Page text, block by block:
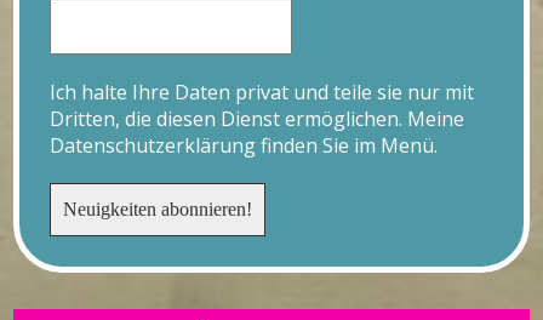
Ich halte Ihre Daten privat und teile sie nur mit
Dritten, die diesen Dienst ermöglichen. Meine
Datenschutzerklärung finden Sie im Menü.